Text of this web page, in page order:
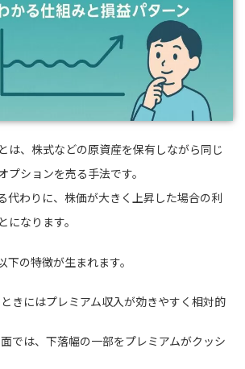
は、株式などの原資産を保有しながら同じ
プションを売る手法です。
代わりに、株価が大きく上昇した場合の利
なります。
下の特徴が生まれます。
きにはプレミアム収入が効きやすく相対的
では、下落幅の一部をプレミアムがクッシ